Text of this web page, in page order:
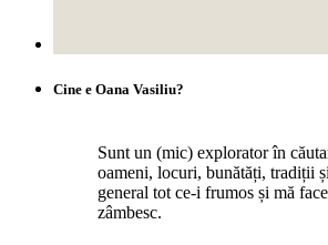
Cine e Oana Vasiliu?
Sunt un (mic) explorator în
oameni, locuri, bunătăți, tradiții
general tot ce-i frumos și mă
zâmbesc.